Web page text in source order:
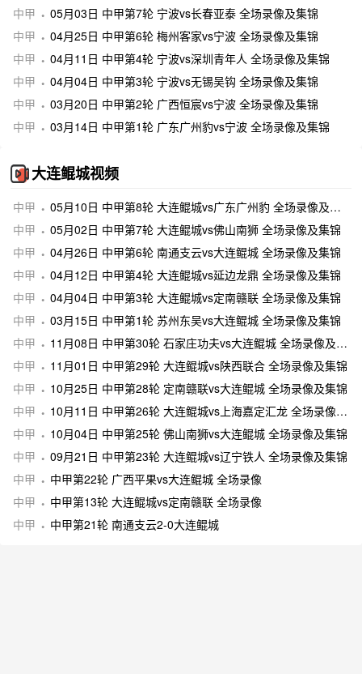
中甲
05月03日 中甲第7轮 宁波vs长春亚泰 全场录像及集锦
中甲
04月25日 中甲第6轮 梅州客家vs宁波 全场录像及集锦
中甲
04月11日 中甲第4轮 宁波vs深圳青年人 全场录像及集锦
中甲
04月04日 中甲第3轮 宁波vs无锡吴钩 全场录像及集锦
中甲
03月20日 中甲第2轮 广西恒宸vs宁波 全场录像及集锦
中甲
03月14日 中甲第1轮 广东广州豹vs宁波 全场录像及集锦
大连鲲城视频
中甲
05月10日 中甲第8轮 大连鲲城vs广东广州豹 全场录像及集锦
中甲
05月02日 中甲第7轮 大连鲲城vs佛山南狮 全场录像及集锦
中甲
04月26日 中甲第6轮 南通支云vs大连鲲城 全场录像及集锦
中甲
04月12日 中甲第4轮 大连鲲城vs延边龙鼎 全场录像及集锦
中甲
04月04日 中甲第3轮 大连鲲城vs定南赣联 全场录像及集锦
中甲
03月15日 中甲第1轮 苏州东吴vs大连鲲城 全场录像及集锦
中甲
11月08日 中甲第30轮 石家庄功夫vs大连鲲城 全场录像及集锦
中甲
11月01日 中甲第29轮 大连鲲城vs陕西联合 全场录像及集锦
中甲
10月25日 中甲第28轮 定南赣联vs大连鲲城 全场录像及集锦
中甲
10月11日 中甲第26轮 大连鲲城vs上海嘉定汇龙 全场录像及集锦
中甲
10月04日 中甲第25轮 佛山南狮vs大连鲲城 全场录像及集锦
中甲
09月21日 中甲第23轮 大连鲲城vs辽宁铁人 全场录像及集锦
中甲
中甲第22轮 广西平果vs大连鲲城 全场录像
中甲
中甲第13轮 大连鲲城vs定南赣联 全场录像
中甲
中甲第21轮 南通支云2-0大连鲲城